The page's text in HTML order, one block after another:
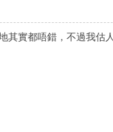
其實都唔錯，不過我估